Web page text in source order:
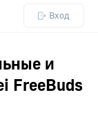
Вход
и
FreeBuds